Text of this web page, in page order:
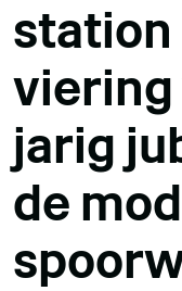
station
viering
jarig
de